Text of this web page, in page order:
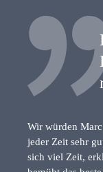
Wir würden
jeder Zeit sehr
sich viel Zeit,